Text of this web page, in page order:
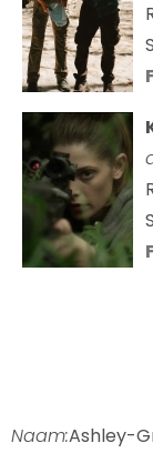
Naam:Ashley-